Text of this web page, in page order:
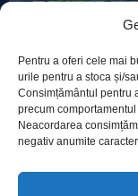
Pentru a oferi cele mai
urile pentru a stoca și/
Consimțământul pentru
precum
Neacordarea
negativ anumite
MICUL VAMPIR